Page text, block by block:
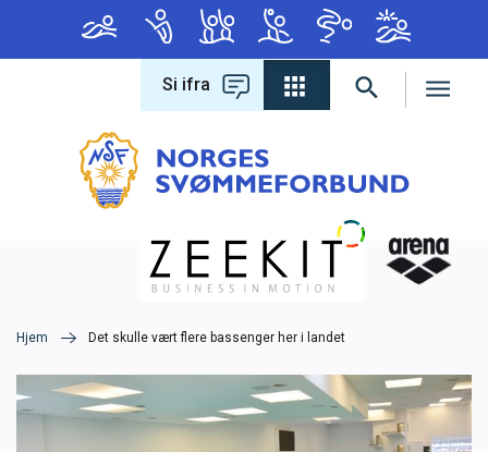
Forbundet
Om forbundet
Lover og regler
Antidoping
Hva leter du etter?
Si ifra
Hjem Det skulle vært flere bassenger her i landet